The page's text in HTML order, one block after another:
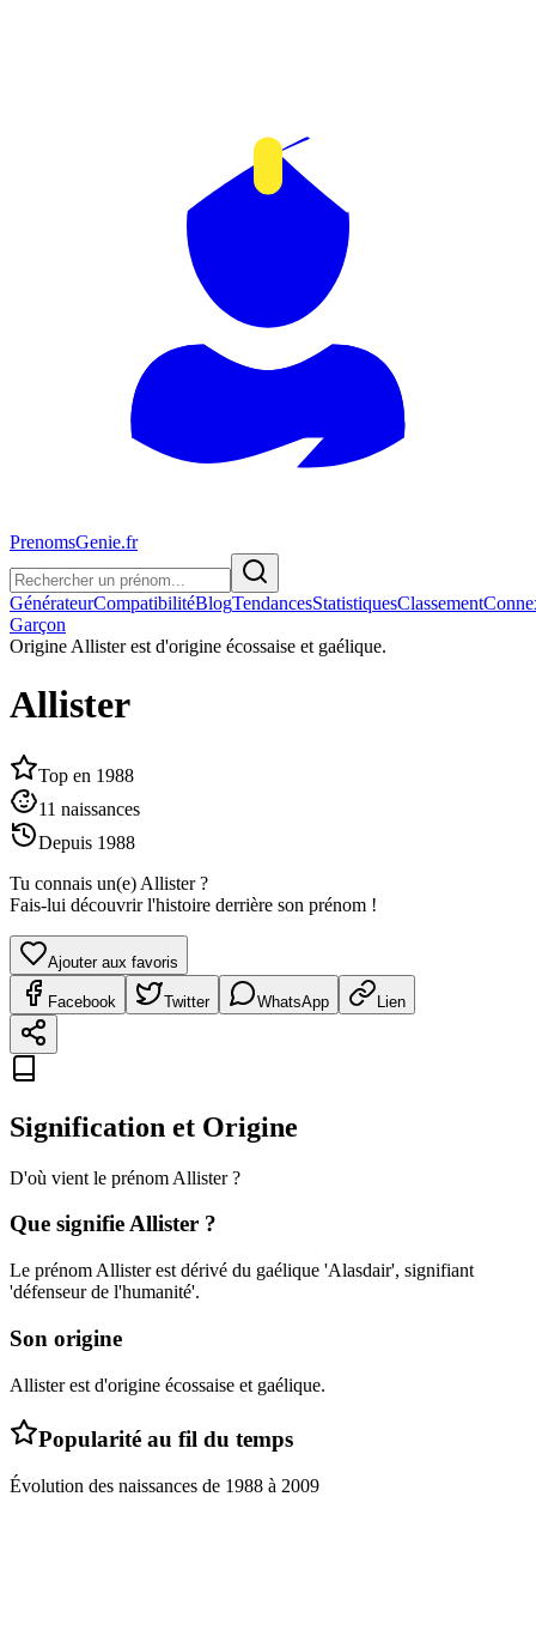
PrenomsGenie.fr
GénérateurCompatibilitéBlogTendancesStatistiquesClassement
Garçon
Origine Allister est d'origine écossaise et gaélique.
Allister
Top en 1988
11 naissances
Depuis 1988
Tu connais un(e) Allister?
Fais-lui découvrir l'histoire derrière son prénom !
Ajouter aux favoris
Facebook Twitter WhatsApp Lien
Signification et Origine
D'où vient le prénom Allister?
Que signifieAllister ?
Le prénom Allister est dérivé du gaélique 'Alasdair', signifiant
'défenseur de l'humanité'.
Son origine
Allister est d'origine écossaise et gaélique.
Popularité au fil du temps
Évolution des naissances de 1988 à 2009